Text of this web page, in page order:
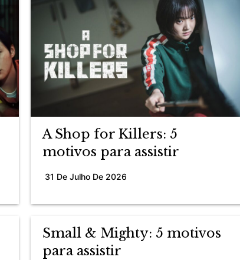
A Shop for Killers: 5
motivos para assistir
31 De Julho De 2026
Small & Mighty: 5 motivos
para assistir